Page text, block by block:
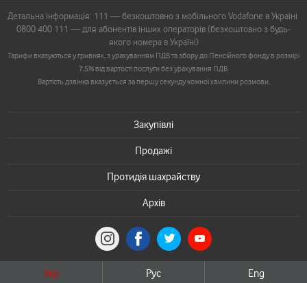
Детальна інформація: 111 — безкоштовно з мобільного Vodafone в Україні
0800 400 111 — для абонентів інших операторів (безкоштовно з будь-
якого номера в Україні)
Тарифи вказуються у гривнях, з урахуванням ПДВ та збору до Пенсійного фонду в розмірі
7,5% від вартості послуги без урахування ПДВ.
Вартість дзвінка вказується за першу секунду кожної хвилини розмови.
Закупівлі
Продажі
Протидія шахрайству
Архів
Укр Рус Eng